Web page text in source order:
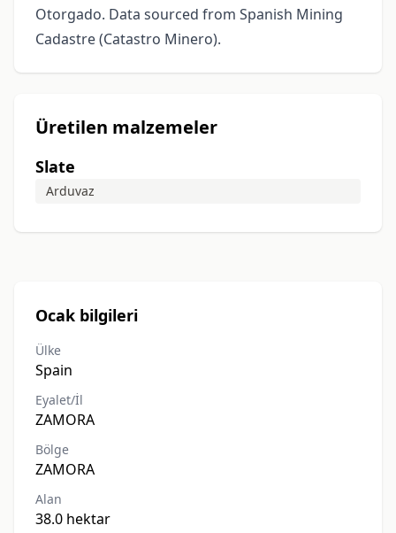
Otorgado. Data sourced from Spanish Mining
Cadastre (Catastro Minero).
Üretilen malzemeler
Slate
Arduvaz
Ocak bilgileri
Ülke
Spain
Eyalet/İl
ZAMORA
Bölge
ZAMORA
Alan
38.0 hektar